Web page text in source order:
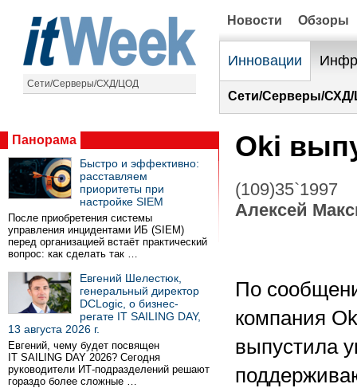
Сети/Серверы/СХД/ЦОД
Новости Обзоры
Инновации
Сети/Серверы/
Панорама
Быстро и эффективно:
расставляем
приоритеты при
настройке SIEM
После приобретения системы
управления инцидентами ИБ (SIEM)
перед организацией встаёт практический
вопрос: как сделать так …
Евгений Шелестюк,
генеральный директор
DCLogic, о бизнес-
регате IT SAILING DAY,
13 августа 2026 г.
Евгений, чему будет посвящен
IT SAILING DAY 2026? Сегодня
руководители ИТ-подразделений решают
гораздо более сложные …
Oki
(109)35`1997
Алексей
По
компания
выпустила